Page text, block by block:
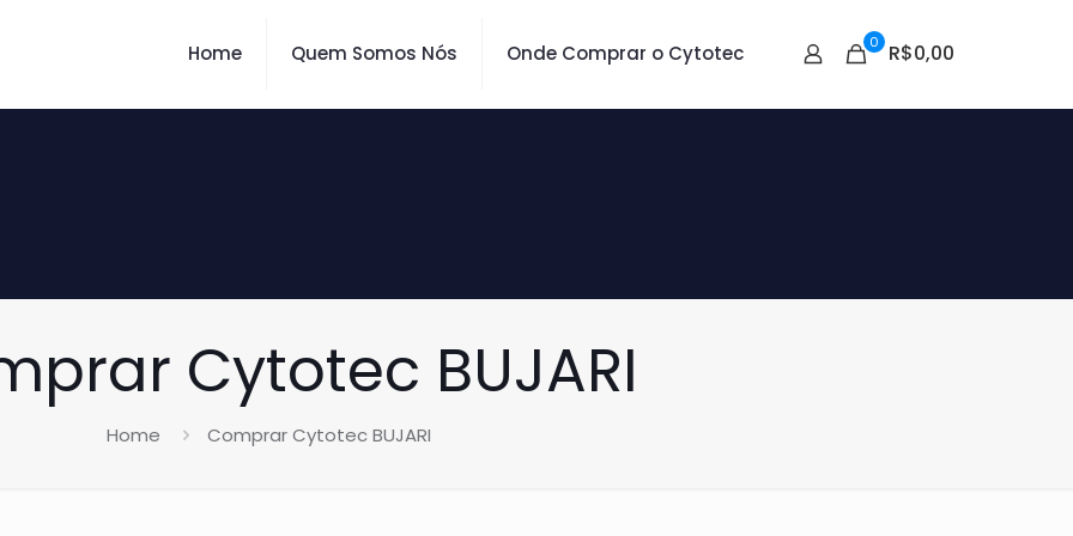
Home Quem Somos Nós Onde Comprar o Cytotec 0 R$0,00
Cytotec BUJARI
Home Comprar Cytotec BUJARI